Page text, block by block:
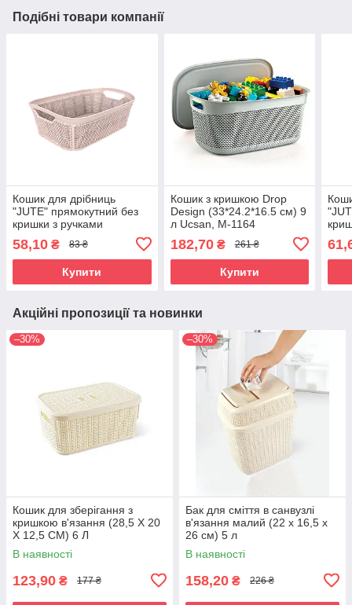
Подібні товари компанії
Кошик для дрібниць
"JUTE" прямокутний без
кришки з ручками
AKAY Plastik Туреччина
АК-584
58,10 ₴ 83 ₴
Купити
Кошик з кришкою Drop
Design (33*24.2*16.5 см) 9
л Ucsan, М-1164
182,70₴ 261 ₴
Купити
Акційні пропозиції та новинки
–30%
Кошик для зберігання з
кришкою в'язання (28,5 X 20
X 12,5 CM) 6 Л
В наявності
123,90 ₴ 177 ₴
–30%
Бак для сміття в санвузлі
в'язання малий (22 x 16,5 x
26 см) 5 л
В наявності
158,20 ₴ 226 ₴